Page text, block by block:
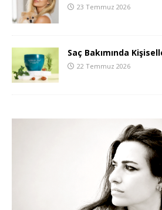
23 Temmuz 2026
Saç Bakımında
22 Temmuz 2026